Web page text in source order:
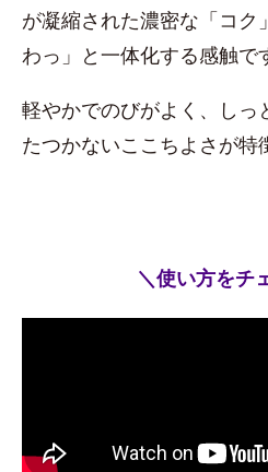
が凝縮された濃密な「コク
わっ」と一体化する感触で
軽やかでのびがよく、しっ
たつかないここちよさが特
＼使い方をチ